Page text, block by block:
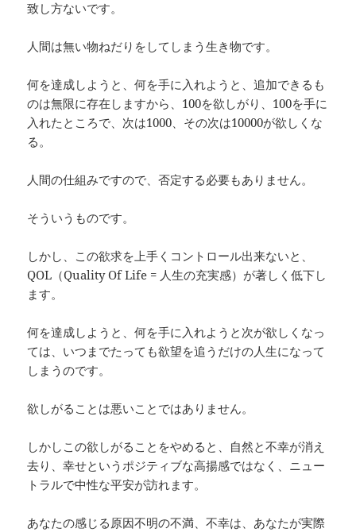
致し方ないです。
人間は無い物ねだりをしてしまう生き物です。
何を達成しようと、何を手に入れようと、追加できるも
のは無限に存在しますから、100を欲しがり、100を手に
入れたところで、次は1000、その次は10000が欲しくな
る。
人間の仕組みですので、否定する必要もありません。
そういうものです。
しかし、この欲求を上手くコントロール出来ないと、
QOL（Quality Of Life = 人生の充実感）が著しく低下し
ます。
何を達成しようと、何を手に入れようと次が欲しくなっ
ては、いつまでたっても欲望を追うだけの人生になって
しまうのです。
欲しがることは悪いことではありません。
しかしこの欲しがることをやめると、自然と不幸が消え
去り、幸せというポジティブな高揚感ではなく、ニュー
トラルで中性な平安が訪れます。
あなたの感じる原因不明の不満、不幸は、あなたが実際